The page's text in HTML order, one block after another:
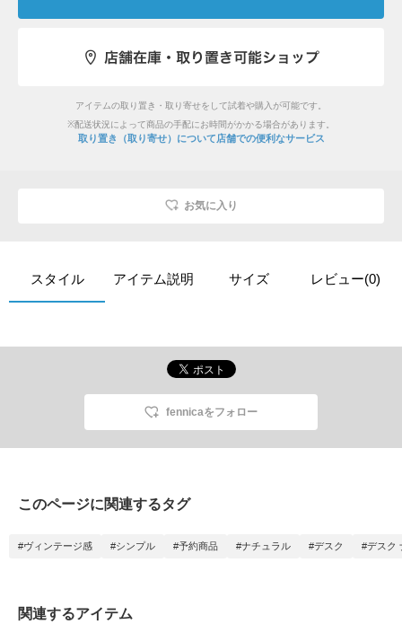
アイテムの取り置き・取り寄せをして試着や購入が可能です。
※配送状況によって商品の手配にお時間がかかる場合があります。
取り置き（取り寄せ）について店舗での便利なサービス
お気に入り
スタイル アイテム説明 サイズ レビュー(0)
fennicaをフォロー
このページに関連するタグ
#ヴィンテージ感 #シンプル #予約商品 #ナチュラル #デスク #デスク
関連するアイテム